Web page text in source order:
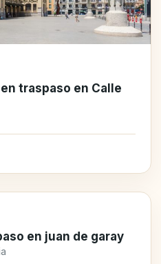
traspaso en Calle
en juan de garay